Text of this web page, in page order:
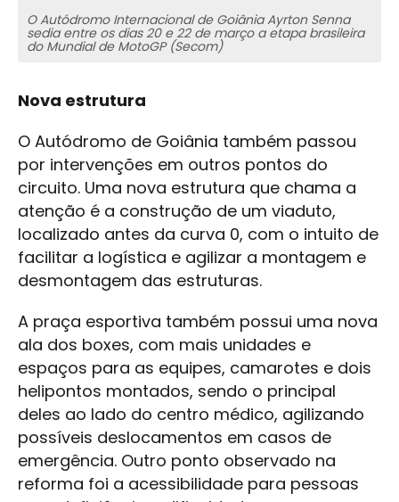
O Autódromo Internacional de Goiânia Ayrton Senna
sedia entre os dias 20 e 22 de março a etapa brasileira
do Mundial de MotoGP (Secom)
Nova estrutura
O Autódromo de Goiânia também passou
por intervenções em outros pontos do
circuito. Uma nova estrutura que chama a
atenção é a construção de um viaduto,
localizado antes da curva 0, com o intuito de
facilitar a logística e agilizar a montagem e
desmontagem das estruturas.
A praça esportiva também possui uma nova
ala dos boxes, com mais unidades e
espaços para as equipes, camarotes e dois
helipontos montados, sendo o principal
deles ao lado do centro médico, agilizando
possíveis deslocamentos em casos de
emergência. Outro ponto observado na
reforma foi a acessibilidade para pessoas